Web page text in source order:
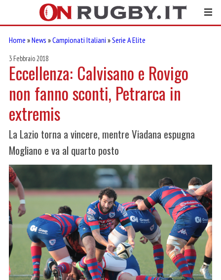
Home »News »Campionati Italiani »Serie A Elite
3 Febbraio 2018
Eccellenza: Calvisano e Rovigo
non fanno sconti, Petrarca in
extremis
La Lazio torna a vincere, mentre Viadana espugna
Mogliano e va al quarto posto